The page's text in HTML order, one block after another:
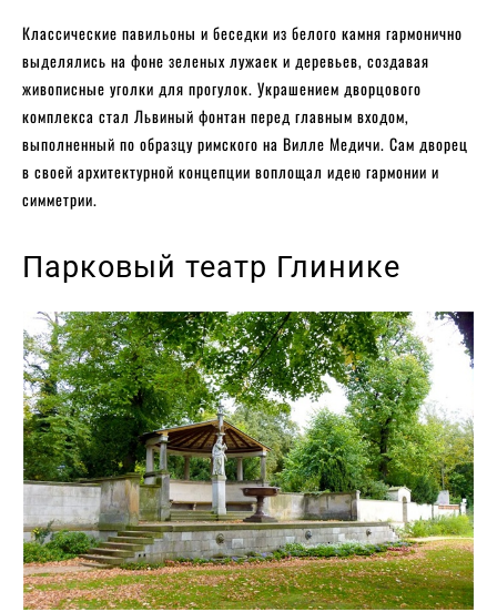
Классические павильоны и беседки из белого камня гармонично
выделялись на фоне зеленых лужаек и деревьев, создавая
живописные уголки для прогулок. Украшением дворцового
комплекса стал Львиный фонтан перед главным входом,
выполненный по образцу римского на Вилле Медичи. Сам дворец
в своей архитектурной концепции воплощал идею гармонии и
симметрии.
Парковый театр Глинике